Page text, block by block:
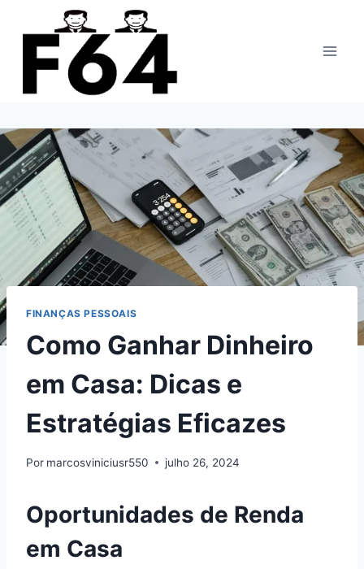
para
FINANÇAS PESSOAIS
Como Ganhar Dinheiro
em Casa: Dicas e
Estratégias Eficazes
Por marcosviniciusr550 julho 26, 2024
Oportunidades de Renda
em Casa